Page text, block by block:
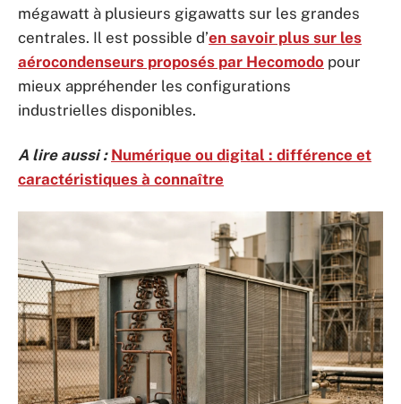
mégawatt à plusieurs gigawatts sur les grandes
centrales. Il est possible d’en savoir plus sur les
aérocondenseurs proposés par Hecomodo pour
mieux appréhender les configurations
industrielles disponibles.
A lire aussi : Numérique ou digital : différence et
caractéristiques à connaître